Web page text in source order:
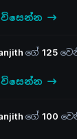
ගේ 125
ගේ 100